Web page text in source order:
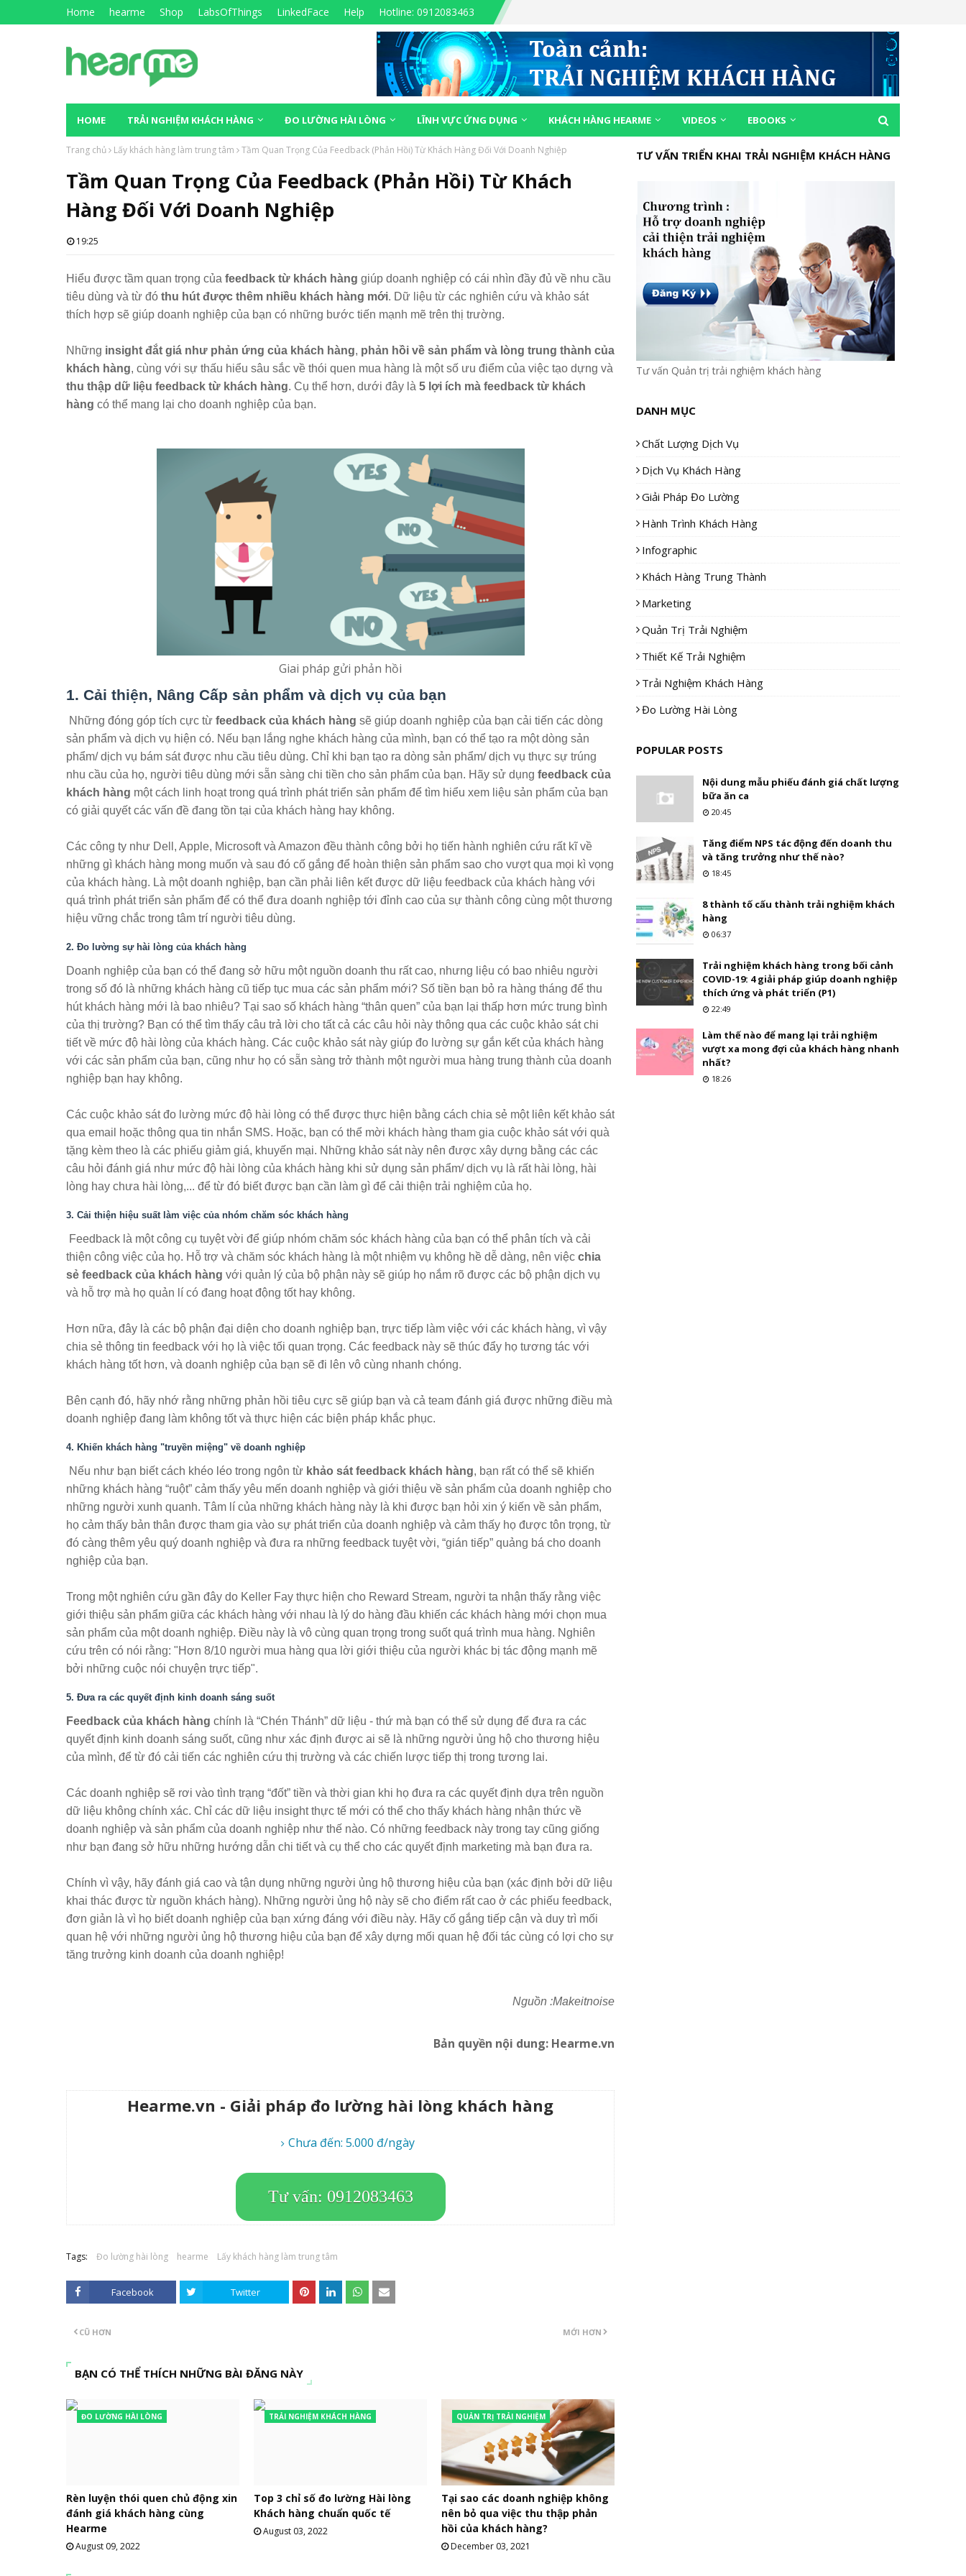
Home hearme Shop LabsOfThings LinkedFace Help Hotline: 0912083463
HOME TRẢI NGHIỆM KHÁCH HÀNG ĐO LƯỜNG HÀI LÒNG LĨNH VỰC ỨNG DỤNG KHÁCH HÀNG HEARME VIDEOS EBOOKS
Trang chủ Lấy khách hàng làm trung tâm Tầm Quan Trọng Của Feedback (Phản Hồi) Từ Khách Hàng Đối Với Doanh Nghiệp
Tầm Quan Trọng Của Feedback (Phản Hồi) Từ Khách
Hàng Đối Với Doanh Nghiệp
19:25
Hiểu được tầm quan trọng của feedback từ khách hàng giúp doanh nghiệp có cái nhìn đầy đủ về nhu cầu
tiêu dùng và từ đó thu hút được thêm nhiều khách hàng mới. Dữ liệu từ các nghiên cứu và khảo sát
thích hợp sẽ giúp doanh nghiệp của bạn có những bước tiến mạnh mẽ trên thị trường.
Những insight đắt giá như phản ứng của khách hàng, phản hồi về sản phẩm và lòng trung thành của
khách hàng, cùng với sự thấu hiểu sâu sắc về thói quen mua hàng là một số ưu điểm của việc tạo dựng và
thu thập dữ liệu feedback từ khách hàng. Cụ thể hơn, dưới đây là 5 lợi ích mà feedback từ khách
hàng có thể mang lại cho doanh nghiệp của bạn.
Giai pháp gửi phản hồi
1. Cải thiện, Nâng Cấp sản phẩm và dịch vụ của bạn
Những đóng góp tích cực từ feedback của khách hàng sẽ giúp doanh nghiệp của bạn cải tiến các dòng
sản phẩm và dịch vụ hiện có. Nếu bạn lắng nghe khách hàng của mình, bạn có thể tạo ra một dòng sản
phẩm/ dịch vụ bám sát được nhu cầu tiêu dùng. Chỉ khi bạn tạo ra dòng sản phẩm/ dịch vụ thực sự trúng
nhu cầu của họ, người tiêu dùng mới sẵn sàng chi tiền cho sản phẩm của bạn. Hãy sử dụng feedback của
khách hàng một cách linh hoạt trong quá trình phát triển sản phẩm để tìm hiểu xem liệu sản phẩm của bạn
có giải quyết các vấn đề đang tồn tại của khách hàng hay không.
Các công ty như Dell, Apple, Microsoft và Amazon đều thành công bởi họ tiến hành nghiên cứu rất kĩ về
những gì khách hàng mong muốn và sau đó cố gắng để hoàn thiện sản phẩm sao cho vượt qua mọi kì vọng
của khách hàng. Là một doanh nghiệp, bạn cần phải liên kết được dữ liệu feedback của khách hàng với
quá trình phát triển sản phẩm để có thể đưa doanh nghiệp tới đỉnh cao của sự thành công cùng một thương
hiệu vững chắc trong tâm trí người tiêu dùng.
2. Đo lường sự hài lòng của khách hàng
Doanh nghiệp của bạn có thể đang sở hữu một nguồn doanh thu rất cao, nhưng liệu có bao nhiêu người
trong số đó là những khách hàng cũ tiếp tục mua các sản phẩm mới? Số tiền bạn bỏ ra hàng tháng để thu
hút khách hàng mới là bao nhiêu? Tại sao số khách hàng “thân quen” của bạn lại thấp hơn mức trung bình
của thị trường? Bạn có thể tìm thấy câu trả lời cho tất cả các câu hỏi này thông qua các cuộc khảo sát chi
tiết về mức độ hài lòng của khách hàng. Các cuộc khảo sát này giúp đo lường sự gắn kết của khách hàng
với các sản phẩm của bạn, cũng như họ có sẵn sàng trở thành một người mua hàng trung thành của doanh
nghiệp bạn hay không.
Các cuộc khảo sát đo lường mức độ hài lòng có thể được thực hiện bằng cách chia sẻ một liên kết khảo sát
qua email hoặc thông qua tin nhắn SMS. Hoặc, bạn có thể mời khách hàng tham gia cuộc khảo sát với quà
tặng kèm theo là các phiếu giảm giá, khuyến mại. Những khảo sát này nên được xây dựng bằng các các
câu hỏi đánh giá như mức độ hài lòng của khách hàng khi sử dụng sản phẩm/ dịch vụ là rất hài lòng, hài
lòng hay chưa hài lòng,... để từ đó biết được bạn cần làm gì để cải thiện trải nghiệm của họ.
3. Cải thiện hiệu suất làm việc của nhóm chăm sóc khách hàng
Feedback là một công cụ tuyệt vời để giúp nhóm chăm sóc khách hàng của bạn có thể phân tích và cải
thiện công việc của họ. Hỗ trợ và chăm sóc khách hàng là một nhiệm vụ không hề dễ dàng, nên việc chia
sẻ feedback của khách hàng với quản lý của bộ phận này sẽ giúp họ nắm rõ được các bộ phận dịch vụ
và hỗ trợ mà họ quản lí có đang hoạt động tốt hay không.
Hơn nữa, đây là các bộ phận đại diện cho doanh nghiệp bạn, trực tiếp làm việc với các khách hàng, vì vậy
chia sẻ thông tin feedback với họ là việc tối quan trọng. Các feedback này sẽ thúc đẩy họ tương tác với
khách hàng tốt hơn, và doanh nghiệp của bạn sẽ đi lên vô cùng nhanh chóng.
Bên cạnh đó, hãy nhớ rằng những phản hồi tiêu cực sẽ giúp bạn và cả team đánh giá được những điều mà
doanh nghiệp đang làm không tốt và thực hiện các biện pháp khắc phục.
4. Khiến khách hàng "truyền miệng" về doanh nghiệp
Nếu như bạn biết cách khéo léo trong ngôn từ khảo sát feedback khách hàng, bạn rất có thể sẽ khiến
những khách hàng “ruột” cảm thấy yêu mến doanh nghiệp và giới thiệu về sản phẩm của doanh nghiệp cho
những người xunh quanh. Tâm lí của những khách hàng này là khi được bạn hỏi xin ý kiến về sản phẩm,
họ cảm thấy bản thân được tham gia vào sự phát triển của doanh nghiệp và cảm thấy họ được tôn trọng, từ
đó càng thêm yêu quý doanh nghiệp và đưa ra những feedback tuyệt vời, “gián tiếp” quảng bá cho doanh
nghiệp của bạn.
Trong một nghiên cứu gần đây do Keller Fay thực hiện cho Reward Stream, người ta nhận thấy rằng việc
giới thiệu sản phẩm giữa các khách hàng với nhau là lý do hàng đầu khiến các khách hàng mới chọn mua
sản phẩm của một doanh nghiệp. Điều này là vô cùng quan trọng trong suốt quá trình mua hàng. Nghiên
cứu trên có nói rằng: "Hơn 8/10 người mua hàng qua lời giới thiệu của người khác bị tác động mạnh mẽ
bởi những cuộc nói chuyện trực tiếp".
5. Đưa ra các quyết định kinh doanh sáng suốt
Feedback của khách hàng chính là “Chén Thánh” dữ liệu - thứ mà bạn có thể sử dụng để đưa ra các
quyết định kinh doanh sáng suốt, cũng như xác định được ai sẽ là những người ủng hộ cho thương hiệu
của mình, để từ đó cải tiến các nghiên cứu thị trường và các chiến lược tiếp thị trong tương lai.
Các doanh nghiệp sẽ rơi vào tình trạng “đốt” tiền và thời gian khi họ đưa ra các quyết định dựa trên nguồn
dữ liệu không chính xác. Chỉ các dữ liệu insight thực tế mới có thể cho thấy khách hàng nhận thức về
doanh nghiệp và sản phẩm của doanh nghiệp như thế nào. Có những feedback này trong tay cũng giống
như bạn đang sở hữu những hướng dẫn chi tiết và cụ thể cho các quyết định marketing mà bạn đưa ra.
Chính vì vậy, hãy đánh giá cao và tận dụng những người ủng hộ thương hiệu của bạn (xác định bởi dữ liệu
khai thác được từ nguồn khách hàng). Những người ủng hộ này sẽ cho điểm rất cao ở các phiếu feedback,
đơn giản là vì họ biết doanh nghiệp của bạn xứng đáng với điều này. Hãy cố gắng tiếp cận và duy trì mối
quan hệ với những người ủng hộ thương hiệu của bạn để xây dựng mối quan hệ đối tác cùng có lợi cho sự
tăng trưởng kinh doanh của doanh nghiệp!
Nguồn :Makeitnoise
Bản quyền nội dung: Hearme.vn
Hearme.vn - Giải pháp đo lường hài lòng khách hàng
Chưa đến: 5.000 đ/ngày
Tư vấn: 0912083463
Tags: Đo lường hài lòng hearme Lấy khách hàng làm trung tâm
Facebook Twitter
MỚI HƠN
CŨ HƠN
BẠN CÓ THỂ THÍCH NHỮNG BÀI ĐĂNG NÀY
ĐO LƯỜNG HÀI LÒNG
Rèn luyện thói quen chủ động xin
đánh giá khách hàng cùng
Hearme
August 09, 2022
TRẢI NGHIỆM KHÁCH HÀNG
Top 3 chỉ số đo lường Hài lòng
Khách hàng chuẩn quốc tế
August 03, 2022
QUẢN TRỊ TRẢI NGHIỆM
Tại sao các doanh nghiệp không
nên bỏ qua việc thu thập phản
hồi của khách hàng?
December 03, 2021
TƯ VẤN TRIỂN KHAI TRẢI NGHIỆM KHÁCH HÀNG
Tư vấn Quản trị trải nghiệm khách hàng
DANH MỤC
Chất Lượng Dịch Vụ
Dịch Vụ Khách Hàng
Giải Pháp Đo Lường
Hành Trình Khách Hàng
Infographic
Khách Hàng Trung Thành
Marketing
Quản Trị Trải Nghiệm
Thiết Kế Trải Nghiệm
Trải Nghiệm Khách Hàng
Đo Lường Hài Lòng
POPULAR POSTS
Nội dung mẫu phiếu đánh giá chất lượng
bữa ăn ca
20:45
Tăng điểm NPS tác động đến doanh thu
và tăng trưởng như thế nào?
18:45
8 thành tố cấu thành trải nghiệm khách
hàng
06:37
Trải nghiệm khách hàng trong bối cảnh
COVID-19: 4 giải pháp giúp doanh nghiệp
thích ứng và phát triển (P1)
22:49
Làm thế nào để mang lại trải nghiệm
vượt xa mong đợi của khách hàng nhanh
nhất?
18:26